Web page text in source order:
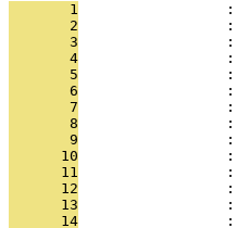
       1
       2
       3
       4
       5
       6
       7
       8
       9
      10
      11
      12
      13
      14